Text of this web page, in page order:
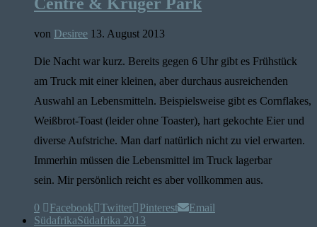
von Desiree 13. August 2013
Die Nacht war kurz. Bereits gegen 6 Uhr gibt es Frühstück
am Truck mit einer kleinen, aber durchaus ausreichenden
Auswahl an Lebensmitteln. Beispielsweise gibt es Cornflakes,
Weißbrot-Toast (leider ohne Toaster), hart gekochte Eier und
diverse Aufstriche. Man darf natürlich nicht zu viel erwarten.
Immerhin müssen die Lebensmittel im Truck lagerbar
sein. Mir persönlich reicht es aber vollkommen aus.
0 Facebook Twitter Pinterest
Email
SüdafrikaSüdafrika 2013